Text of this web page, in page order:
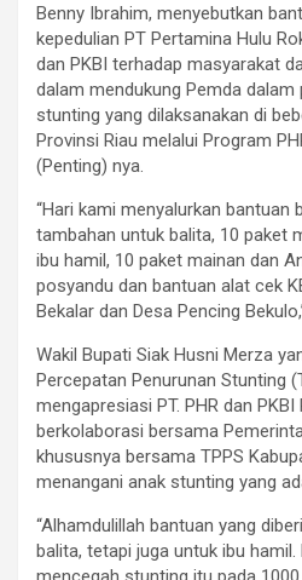
Benny Ibrahim, menyebutkan
kepedulian PT Pertamina Hulu
dan PKBI terhadap masyarakat
dalam mendukung Pemda dalam
stunting yang dilaksanakan di
Provinsi Riau melalui Program
(Penting) nya.
“Hari kami menyalurkan bantuan
tambahan untuk balita, 10 paket
ibu hamil, 10 paket mainan dan
posyandu dan bantuan alat cek
Bekalar dan Desa Pencing
Wakil Bupati Siak Husni Merza
Percepatan Penurunan Stunting
mengapresiasi PT. PHR dan PKBI
berkolaborasi bersama
khususnya bersama TPPS
menangani anak stunting yang
“Alhamdulillah bantuan yang
balita, tetapi juga untuk ibu